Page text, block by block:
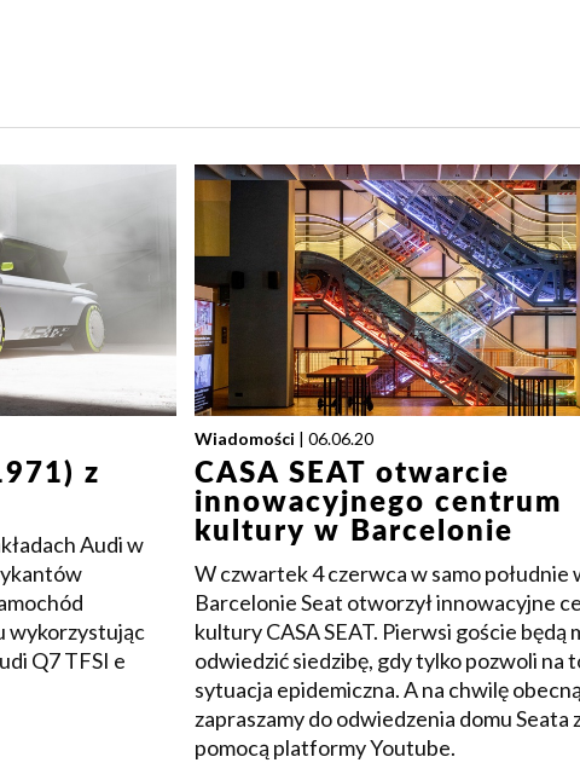
z
Audi w
wykorzystując
Q7 TFSI e
Wiadomości | 06.06.20
CASA SEAT otwarcie
innowacyjnego centrum
kultury w Barcelonie
W czwartek 4 czerwca w samo południe
Barcelonie Seat otworzył innowacyjne
kultury CASA SEAT. Pierwsi goście będą
odwiedzić siedzibę, gdy tylko pozwoli na
sytuacja epidemiczna. A na chwilę obecną
zapraszamy do odwiedzenia domu Seata
pomocą platformy Youtube.